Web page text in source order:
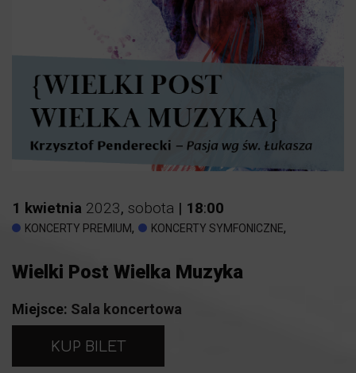
1 kwietnia 2023, sobota | 18:00
KONCERTY PREMIUM, KONCERTY SYMFONICZNE,
Wielki Post Wielka Muzyka
Miejsce: Sala koncertowa
KUP BILET